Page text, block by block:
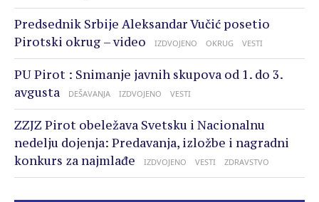
Predsednik Srbije Aleksandar Vučić posetio
Pirotski okrug – video
IZDVOJENO OKRUG VESTI
PU Pirot : Snimanje javnih skupova od 1. do 3.
avgusta
DEŠAVANJA IZDVOJENO VESTI
ZZJZ Pirot obeležava Svetsku i Nacionalnu
nedelju dojenja: Predavanja, izložbe i nagradni
konkurs za najmlađe
IZDVOJENO VESTI ZDRAVSTVO